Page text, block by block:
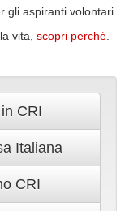
gli aspiranti volontari.
vita, scopri perché.
CRI
Italiana
CRI